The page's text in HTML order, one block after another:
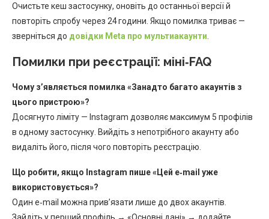
Очистьте кеш застосунку, оновіть до останньої версії й
повторіть спробу через 24 години. Якщо помилка триває —
зверніться до довідки Meta про мультиакаунти
Помилки при реєстрації: міні‑FAQ
Чому з’являється помилка «Занадто багато акаунтів з
цього пристрою»?
Досягнуто ліміту — Instagram дозволяє максимум 5 профілів
в одному застосунку. Вийдіть з непотрібного акаунту або
видаліть його, після чого повторіть реєстрацію.
Що робити, якщо Instagram пише «Цей e‑mail уже
використовується»?
Один e‑mail можна прив’язати лише до двох акаунтів.
Зайдіть у перший профіль → «Основні дані» → додайте